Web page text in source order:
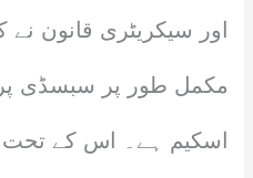
اور سیکریٹری قانون نے
مکمل طور پر سبسڈی
اسکیم ہے۔ اس کے تحت